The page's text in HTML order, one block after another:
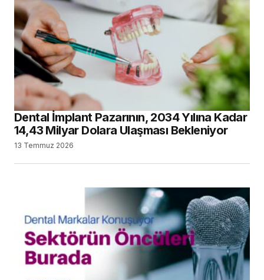
Dental İmplant Pazarının, 2034 Yılına Kadar
14,43 Milyar Dolara Ulaşması Bekleniyor
13 Temmuz 2026